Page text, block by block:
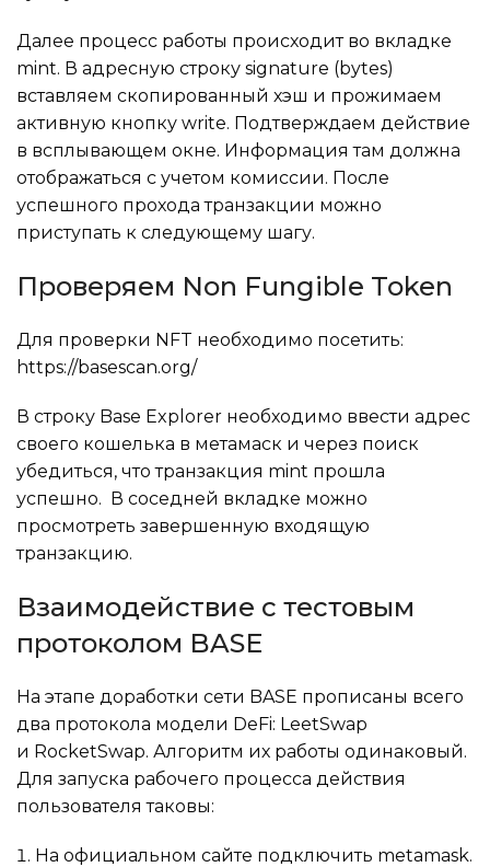
Далее процесс работы происходит во вкладке
mint. В адресную строку signature (bytes)
вставляем скопированный хэш и прожимаем
активную кнопку write. Подтверждаем действие
в всплывающем окне. Информация там должна
отображаться с учетом комиссии. После
успешного прохода транзакции можно
приступать к следующему шагу.
Проверяем Non Fungible Token
Для проверки NFT необходимо посетить:
https://basescan.org/
В строку Base Explorer необходимо ввести адрес
своего кошелька в метамаск и через поиск
убедиться, что транзакция mint прошла
успешно. В соседней вкладке можно
просмотреть завершенную входящую
транзакцию.
Взаимодействие с тестовым
протоколом BASE
На этапе доработки сети BASE прописаны всего
два протокола модели DeFi: LeetSwap
и RocketSwap. Алгоритм их работы одинаковый.
Для запуска рабочего процесса действия
пользователя таковы:
На официальном сайте подключить metamask.